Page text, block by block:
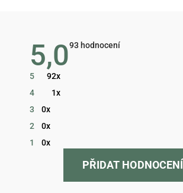
5,0Průměrné
93 hodnocení
5
92x
4
1x
3
0x
2
0x
1
0x
PŘIDAT HODNOCENÍ